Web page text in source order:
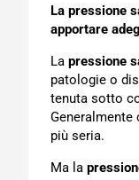
La pressione
apportare
La pressione
patologie o
tenuta sotto
più seria.
Ma la